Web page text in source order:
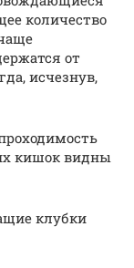
количество
от
исчезнув,
кишок видны
клубки